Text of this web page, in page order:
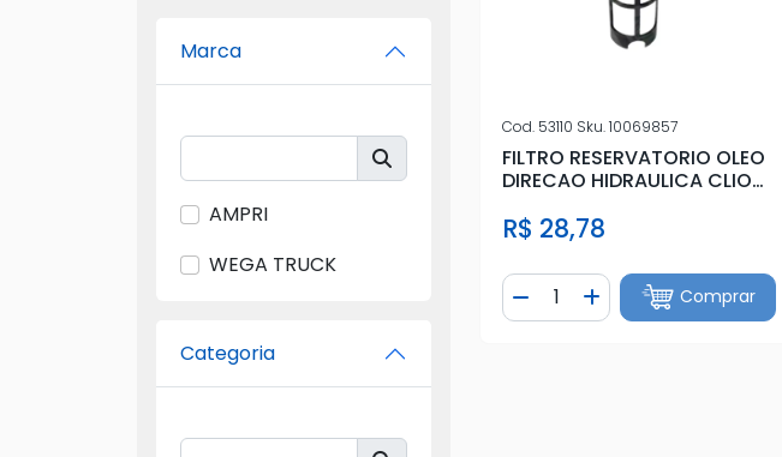
Marca
AMPRI
WEGA TRUCK
Categoria
Cod. 53110 Sku.10069857
FILTRO RESERVATORIO OLEO
DIRECAO HIDRAULICA CLIO
R$ 28,78
Diminuir Quantidade
Quantidade
Adicionar Quantidade
Comprar